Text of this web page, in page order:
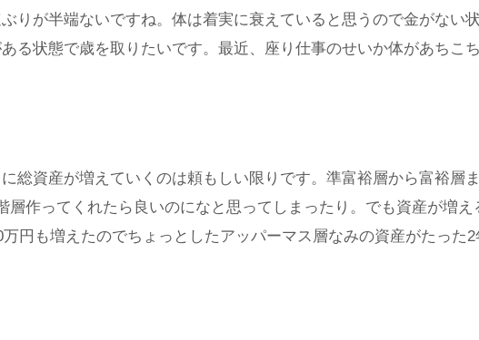
りが半端ないですね。体は着実に衰えていると思うので金がない状
る状態で歳を取りたいです。最近、座り仕事のせいか体があちこち
総資産が増えていくのは頼もしい限りです。準富裕層から富裕層ま
層作ってくれたら良いのになと思ってしまったり。でも資産が増え
円も増えたのでちょっとしたアッパーマス層なみの資産がたった2